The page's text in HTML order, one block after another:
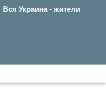
Вся Украина - жители